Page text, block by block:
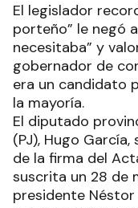
El legislador
porteño” le negó
necesitaba” y
gobernador de
era un candidato
la mayoría.
El diputado
(PJ), Hugo
de la firma del
suscrita un 28 de
presidente